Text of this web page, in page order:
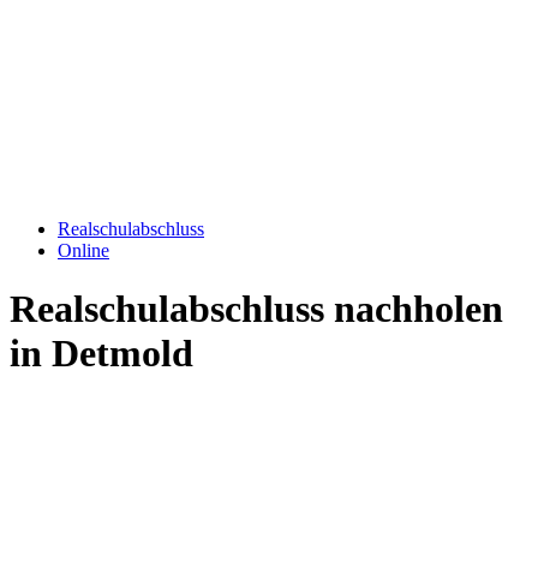
Realschulabschluss
Online
Realschulabschluss nachholen
in Detmold